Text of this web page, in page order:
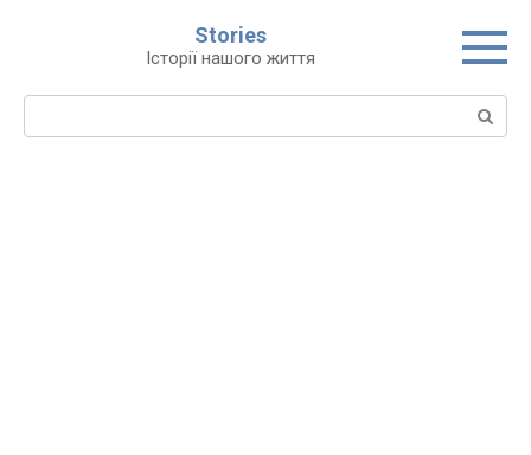
Stories
Історії нашого життя
Пошук: